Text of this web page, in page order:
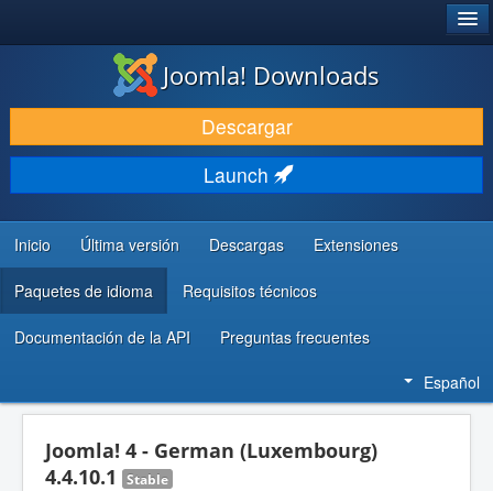
DESCARGAR & EXTENDER
DESCUBRE & APRENDE
COMUNIDAD & SOPORTE
RECURSOS PARA DESARROLLADORES
Joomla! Downloads
Descargar
Launch
Inicio Última versión Descargas Extensiones
Paquetes de idioma Requisitos técnicos
Documentación de la API Preguntas frecuentes
Español
Joomla! 4 - German (Luxembourg)
4.4.10.1
Stable